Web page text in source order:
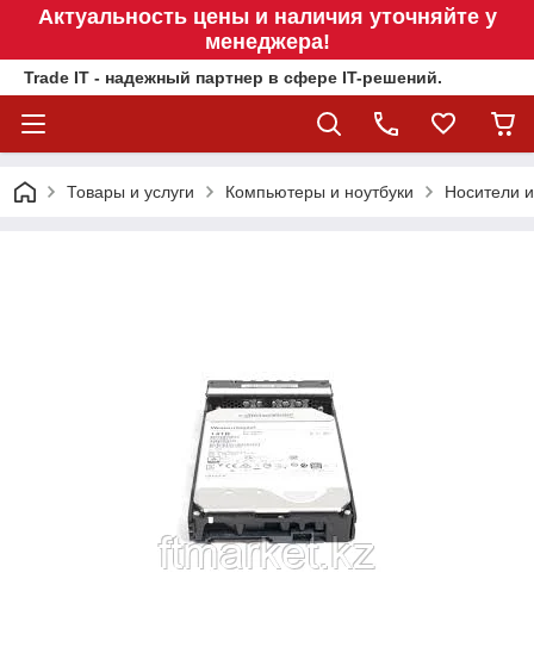
Актуальность цены и наличия уточняйте у
менеджера!
Trade IT - надежный партнер в сфере IT-решений.
Товары и услуги Компьютеры и ноутбуки Носители